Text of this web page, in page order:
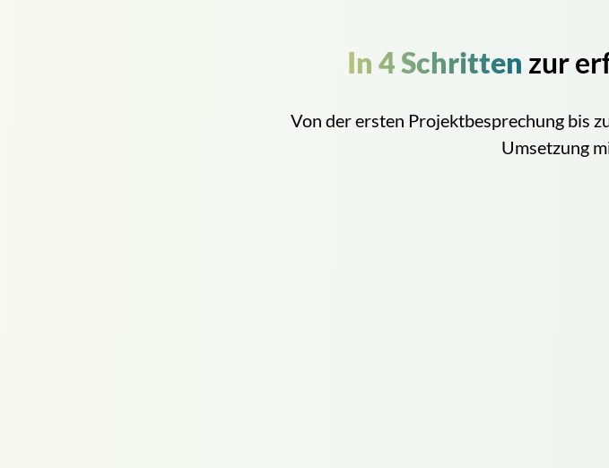
In 4 Schritten zur
Von der ersten Projektbesprechung bis
Umsetzung